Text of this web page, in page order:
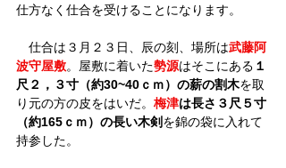
仕方なく仕合を受けることになります。
仕合は３月２３日、辰の刻、場所は武藤阿
波守屋敷。屋敷に着いた勢源はそこにある １
尺２，３寸（約30~40ｃｍ）の薪の割木を取
り元の方の皮をはいだ。 梅津は長さ３尺５寸
（約165ｃｍ）の長い木剣を錦の袋に入れて
持参した。